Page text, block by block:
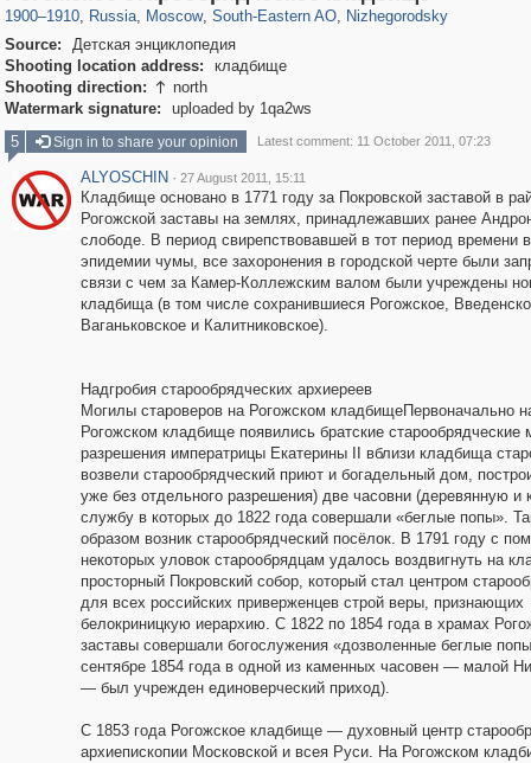
1900–1910, Russia, Moscow, South-Eastern AO, Nizhegorodsky
Source:
Детская энциклопедия
Shooting location address:
кладбище
Shooting direction:  north
Watermark signature:
uploaded by 1qa2ws
5
Sign in to share your opinion Latest comment: 11 October 2011, 07:23
ALYOSCHIN · 27 August 2011, 15:11
Кладбище основано в 1771 году за Покровской заставой в
Рогожской заставы на землях, принадлежавших ранее
слободе. В период свирепствовавшей в тот период времени
эпидемии чумы, все захоронения в городской черте были
связи с чем за Камер-Коллежским валом были учреждены
кладбища (в том числе сохранившиеся Рогожское,
Ваганьковское и Калитниковское).
Надгробия старообрядческих архиереев
Могилы староверов на Рогожском кладбищеПервоначально
Рогожском кладбище появились братские старообрядческие
разрешения императрицы Екатерины II вблизи кладбища
возвели старообрядческий приют и богадельный дом,
уже без отдельного разрешения) две часовни (деревянную и
службу в которых до 1822 года совершали «беглые попы».
образом возник старообрядческий посёлок. В 1791 году с
некоторых уловок старообрядцам удалось воздвигнуть на
просторный Покровский собор, который стал центром
для всех российских приверженцев строй веры, признающих
белокриницкую иерархию. С 1822 по 1854 года в храмах
заставы совершали богослужения «дозволенные беглые
сентябре 1854 года в одной из каменных часовен — малой
— был учрежден единоверческий приход).
С 1853 года Рогожское кладбище — духовный центр
архиепископии Московской и всея Руси. На Рогожском